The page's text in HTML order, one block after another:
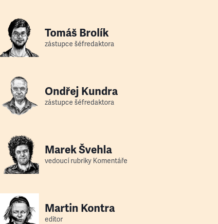
Tomáš Brolík
zástupce šéfredaktora
Ondřej Kundra
zástupce šéfredaktora
Marek Švehla
vedoucí rubriky Komentáře
Martin Kontra
editor